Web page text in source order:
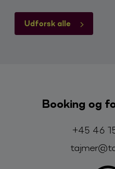
Udforsk alle
Booking og
+45 46